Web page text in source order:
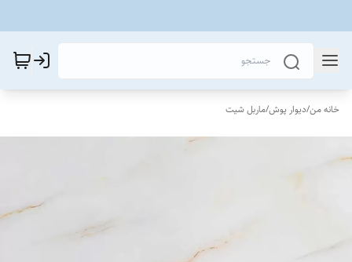
خانه من/دیوار پوش/ماربل شیت